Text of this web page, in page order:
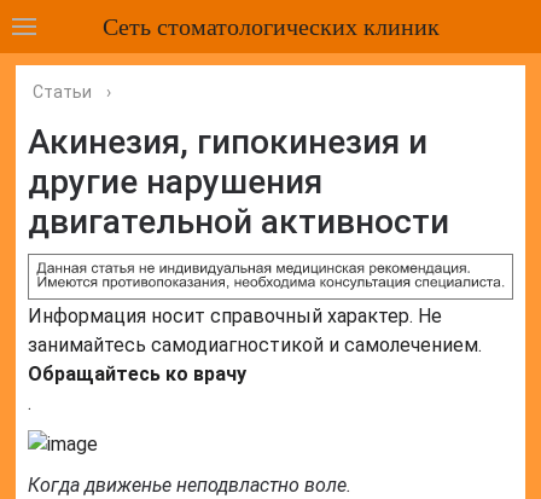
Сеть стоматологических клиник
Статьи ›
Акинезия, гипокинезия и
другие нарушения
двигательной активности
Информация носит справочный характер. Не
занимайтесь самодиагностикой и самолечением.
Обращайтесь ко врачу
.
Когда движенье неподвластно воле.